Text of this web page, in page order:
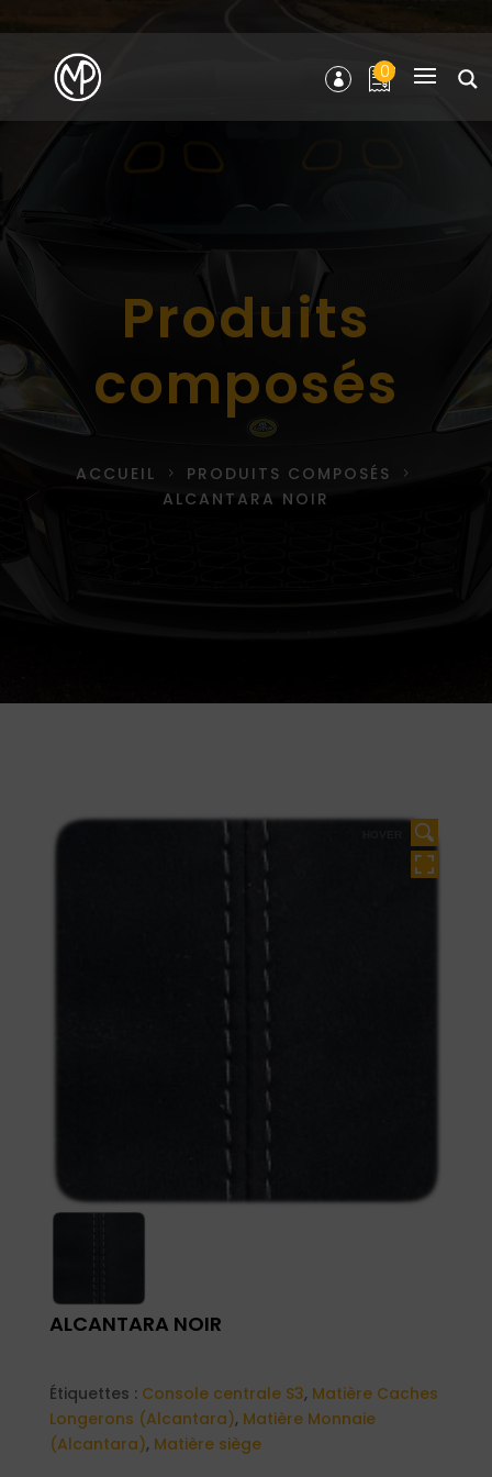
0
Produits
composés
ACCUEIL
PRODUITS COMPOSÉS
ALCANTARA NOIR
ALCANTARA NOIR
Étiquettes : Console centrale S3, Matière Caches
Longerons (Alcantara), Matière Monnaie
(Alcantara), Matière siège